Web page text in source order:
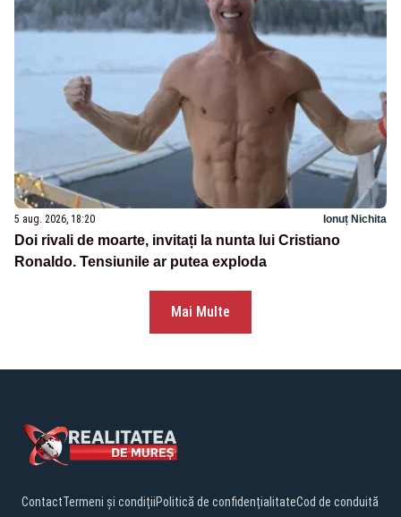
5 aug. 2026, 18:20 Ionuț Nichita
Doi rivali de moarte, invitați la nunta lui Cristiano
Ronaldo. Tensiunile ar putea exploda
Mai Multe
ContactTermeni și condițiiPolitică de confidențialitateCod de conduită